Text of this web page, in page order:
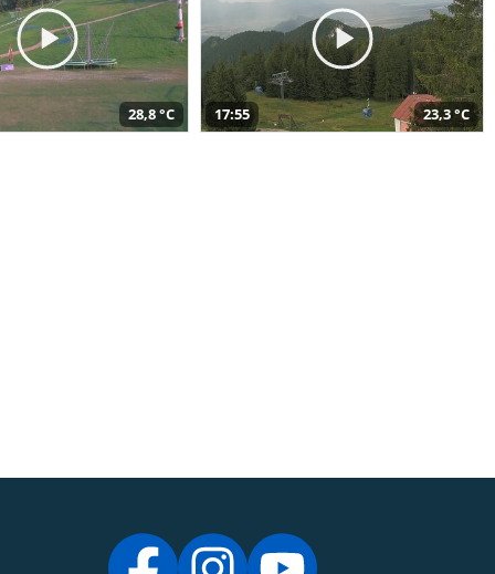
28,8 °C 17:55 23,3 °C